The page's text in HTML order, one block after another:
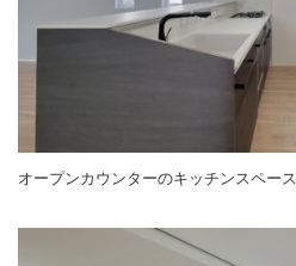
オープンカウンターのキッチンスペース